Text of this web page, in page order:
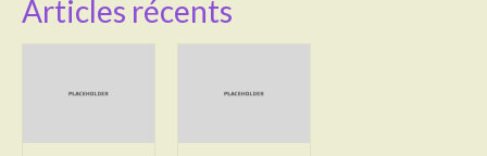
Articles récents